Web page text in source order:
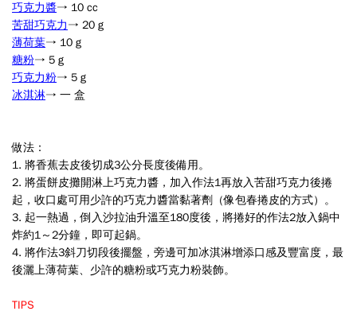
巧克力醬→ 10 cc
苦甜巧克力→ 20 g
薄荷葉→ 10 g
糖粉→ 5 g
巧克力粉→ 5 g
冰淇淋→ 一 盒
做法：
1. 將香蕉去皮後切成3公分長度後備用。
2. 將蛋餅皮攤開淋上巧克力醬，加入作法1再放入苦甜巧克力後捲
起，收口處可用少許的巧克力醬當黏著劑（像包春捲皮的方式） 。
3. 起一熱過，倒入沙拉油升溫至180度後，將捲好的作法2放入鍋中
炸約1～2分鐘，即可起鍋。
4. 將作法3斜刀切段後擺盤，旁邊可加冰淇淋增添口感及豐富度，最
後灑上薄荷葉、少許的糖粉或巧克力粉裝飾。
TIPS